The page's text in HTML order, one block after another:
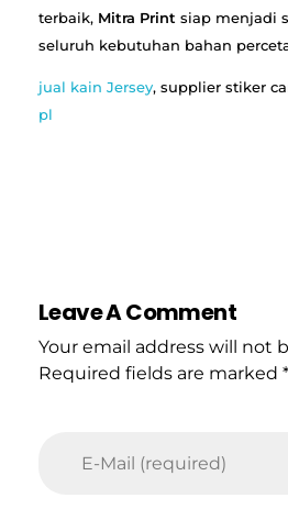
terbaik, Mitra Print siap menjadi
seluruh kebutuhan bahan
jual kain Jersey, supplier stiker
pl
Leave A Comment
Your email address will not
Required fields are marked *